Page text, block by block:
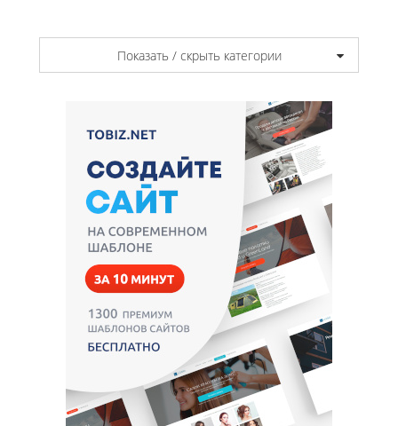
Показать / скрыть категории